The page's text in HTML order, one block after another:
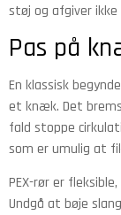
støj og afgiver
Pas på
En klassisk
et knæk. Det
fald stoppe
som er umulig at
PEX-rør er
Undgå at bøje